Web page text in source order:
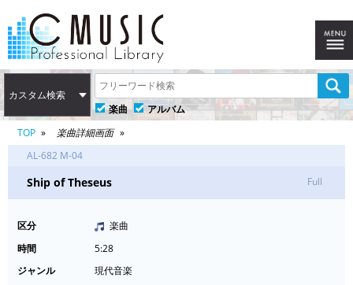
カスタム検索
楽曲
アルバム
TOP
楽曲詳細画面
AL-682 M-04
Ship of Theseus Full
区分
楽曲
時間
5:28
ジャンル
現代音楽